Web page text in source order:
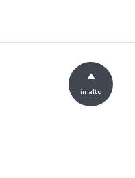
in alto